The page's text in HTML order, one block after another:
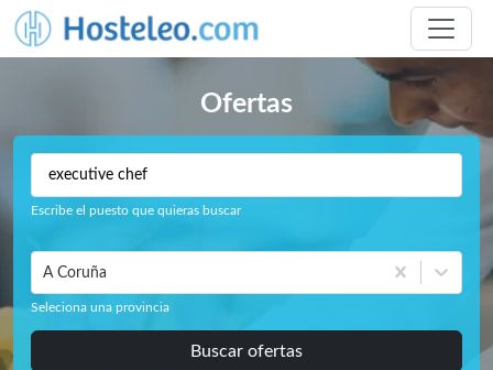
Ofertas
Escribe el puesto que quieras buscar
A Coruña
Seleciona una provincia
Buscar ofertas